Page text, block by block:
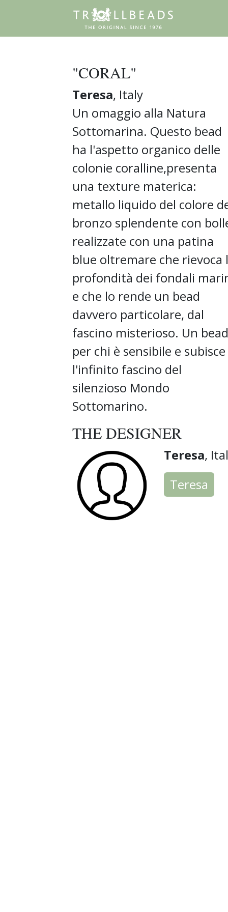
"CORAL"
Teresa, Italy
Un omaggio alla Natura
Sottomarina. Questo bead
ha l'aspetto organico delle
colonie coralline,presenta
una texture materica:
metallo liquido del colore
bronzo splendente con
realizzate con una patina
blue oltremare che rievoca
profondità dei fondali
e che lo rende un bead
davvero particolare, dal
fascino misterioso. Un bead
per chi è sensibile e subisce
l'infinito fascino del
silenzioso Mondo
Sottomarino.
THE DESIGNER
Teresa,
Teresa